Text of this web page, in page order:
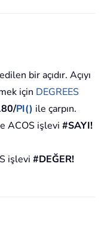
bir açıdır. Açıyı
için DEGREES
PI() ile çarpın.
ACOS işlevi #SAYI!
işlevi #DEĞER!